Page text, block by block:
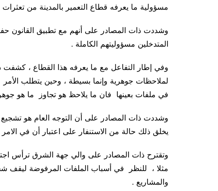
مسؤولية ما يعرفه قطاع التعمير بالمدينة من
وشددت ذات المصادر على أنهم مع تطبيق القانون
المتدخلين مسؤوليتهم الكاملة .
وفي إطار التفاعل مع ما يعرفه هذا القطاع ،
لملاحظات جوهرية وإنما بسيطة ، وحين يتطلب
في ملفات بعينها فان ما يلاحظ هو تجاوز ما هو
وشددت ذات المصادر على أن التوجه العام هو
يخلق ذلك حالة من الاستنفار على اعتبار أن في
وتقترح ذات المصادر على والي جهة الشرق ترأس
مثلا ، للنظر في أسباب الملفات المرفوضة ليقف
والمشاريع .